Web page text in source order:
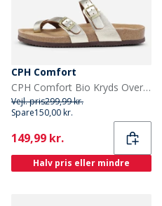
CPH Comfort
CPH Comfort Bio Kryds Over Sandaler Gold
Vejl. pris299,99 kr.
Spare150,00 kr.
Current
149,99 kr.
Halv pris eller mindre